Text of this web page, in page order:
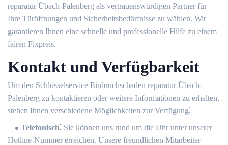
reparatur Übach-Palenberg als vertrauenswürdigen Partner für
Ihre Türöffnungen und Sicherheitsbedürfnisse zu wählen.​ Wir
garantieren Ihnen eine schnelle und professionelle Hilfe zu einem
fairen Fixpreis.​
Kontakt und Verfügbarkeit
Um den Schlüsselservice Einbruchschaden reparatur Übach-
Palenberg zu kontaktieren oder weitere Informationen zu erhalten,
stehen Ihnen verschiedene Möglichkeiten zur Verfügung⁚
Telefonisch⁚ Sie können uns rund um die Uhr unter unserer
Hotline-Nummer erreichen.​ Unsere freundlichen Mitarbeiter